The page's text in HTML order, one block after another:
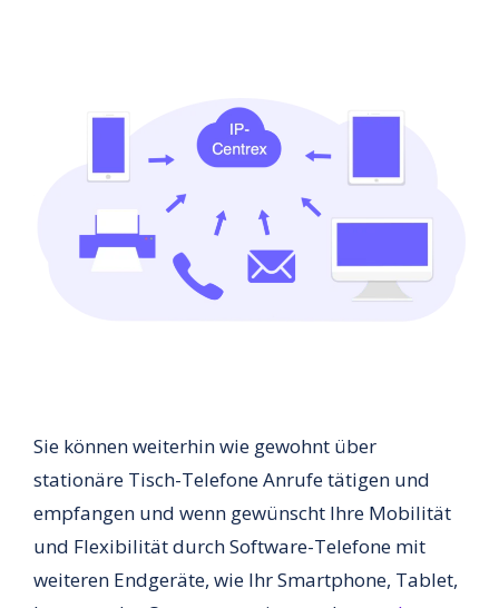
Sie können weiterhin wie gewohnt über
stationäre Tisch-Telefone Anrufe tätigen und
empfangen und wenn gewünscht Ihre Mobilität
und Flexibilität durch Software-Telefone mit
weiteren Endgeräte, wie Ihr Smartphone, Tablet,